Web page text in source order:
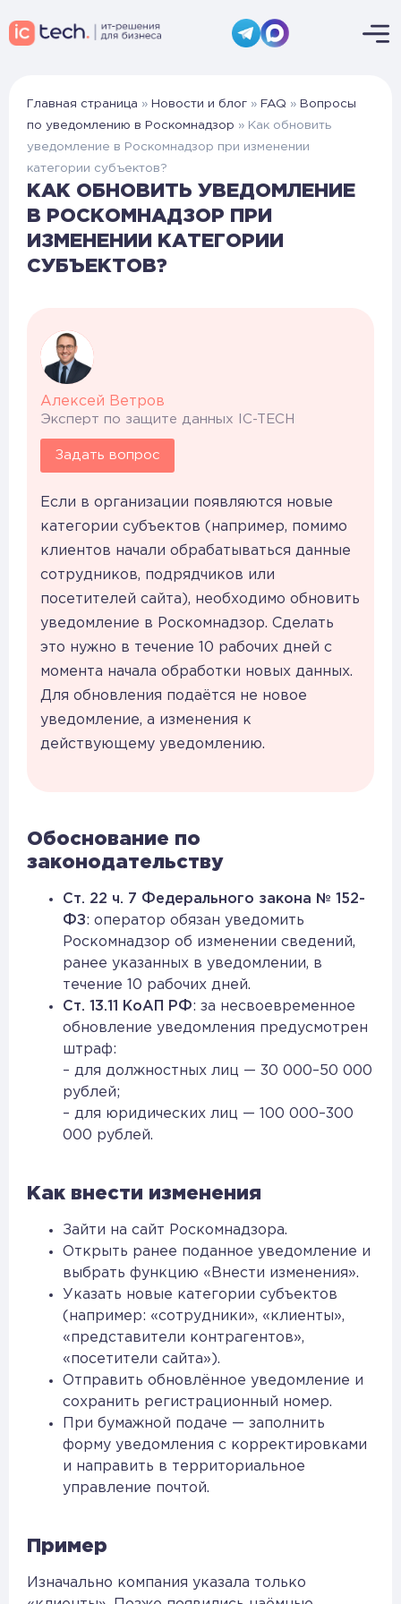
Главная страница » Новости и блог » FAQ » Вопросы
по уведомлению в Роскомнадзор » Как обновить
уведомление в Роскомнадзор при изменении
категории субъектов?
КАК ОБНОВИТЬ УВЕДОМЛЕНИЕ
В РОСКОМНАДЗОР ПРИ
ИЗМЕНЕНИИ КАТЕГОРИИ
СУБЪЕКТОВ?
Алексей Ветров
Эксперт по защите данных IC-TECH
Задать вопрос
Если в организации появляются новые
категории субъектов (например, помимо
клиентов начали обрабатываться данные
сотрудников, подрядчиков или
посетителей сайта), необходимо обновить
уведомление в Роскомнадзор. Сделать
это нужно в течение 10 рабочих дней с
момента начала обработки новых данных.
Для обновления подаётся не новое
уведомление, а изменения к
действующему уведомлению.
Обоснование по
законодательству
Ст. 22 ч. 7 Федерального закона № 152-
ФЗ: оператор обязан уведомить
Роскомнадзор об изменении сведений,
ранее указанных в уведомлении, в
течение 10 рабочих дней.
Ст. 13.11 КоАП РФ: за несвоевременное
обновление уведомления предусмотрен
штраф:
– для должностных лиц — 30 000–50 000
рублей;
– для юридических лиц — 100 000–300
000 рублей.
Как внести изменения
Зайти на сайт Роскомнадзора.
Открыть ранее поданное уведомление и
выбрать функцию «Внести изменения».
Указать новые категории субъектов
(например: «сотрудники», «клиенты»,
«представители контрагентов»,
«посетители сайта»).
Отправить обновлённое уведомление и
сохранить регистрационный номер.
При бумажной подаче — заполнить
форму уведомления с корректировками
и направить в территориальное
управление почтой.
Пример
Изначально компания указала только